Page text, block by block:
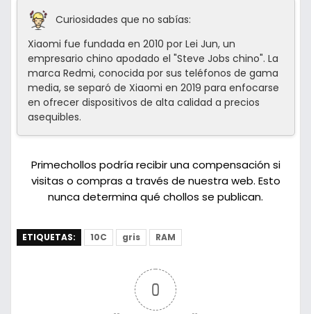
Curiosidades que no sabías:
Xiaomi fue fundada en 2010 por Lei Jun, un
empresario chino apodado el "Steve Jobs chino". La
marca Redmi, conocida por sus teléfonos de gama
media, se separó de Xiaomi en 2019 para enfocarse
en ofrecer dispositivos de alta calidad a precios
asequibles.
Primechollos podría recibir una compensación si
visitas o compras a través de nuestra web. Esto
nunca determina qué chollos se publican.
ETIQUETAS: 10C gris RAM
0